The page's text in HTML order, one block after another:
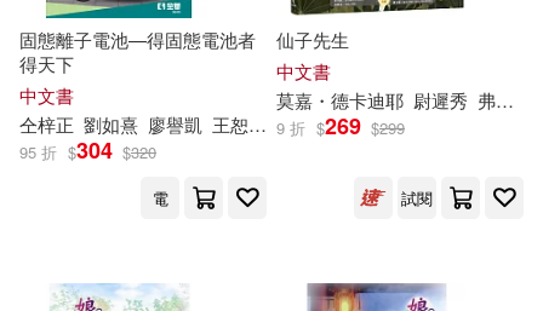
巴諦斯特．莫席左(2)
布萊恩．莫蘭(2)
財經錢線文化有限公司(3)
麥田(3) Naxos(2)
Walker Books Ltd.(2)
中國友誼出版公司(2)
固態離子電池—得固態電池者
得天下
中文書
仝梓正 劉如熹 廖譽凱 王恕柏 胡淑芬 莫誠康
95 折 $304 $320
電
仙子先生
中文書
莫嘉・德卡迪耶 尉遲秀 弗羅希安・皮傑（Florian Pigé）
9 折 $269 $299
試閱